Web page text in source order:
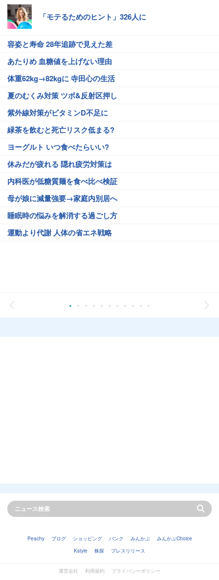
「モテるためのヒント」326人に
容姿と寿命 28年追跡で見えた差
あたりめ 血糖値を上げない理由
体重62kg→82kgに 寺田心の生活
夏のむくみ対策 ツボ&反射区押し
紫外線対策がビタミンD不足に
緑茶を飲むと死亡リスク低まる?
ヨーグルト いつ食べたらいい?
休みだが疲れる 隠れ疲労対策は
内科医が低糖質麺を食べ比べ検証
母が娘に減量強要→家庭内別居へ
睡眠時の悩みを解消する過ごし方
運動より代謝 人体の省エネ戦略
Peachy ブログ ショッピング バンク みんかぶ
みんかぶChoice
Kstyle
株探 プレスリリース
運営会社 利用規約
プライバシーポリシー